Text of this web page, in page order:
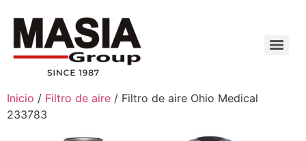
Inicio / Filtro de aire / Filtro de aire Ohio Medical
233783